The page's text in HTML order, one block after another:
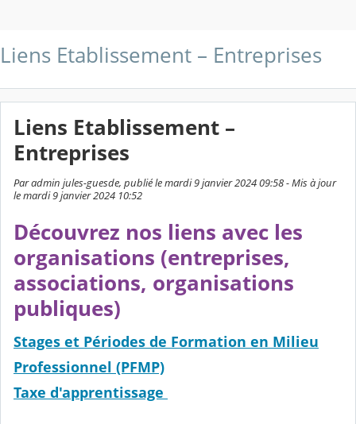
Liens Etablissement – Entreprises
Liens Etablissement –
Entreprises
Par admin jules-guesde, publié le mardi 9 janvier 2024 09:58 - Mis à jour
le mardi 9 janvier 2024 10:52
Découvrez nos liens avec les
organisations (entreprises,
associations, organisations
publiques)
Stages et Périodes de Formation en Milieu
Professionnel (PFMP)
Taxe d'apprentissage